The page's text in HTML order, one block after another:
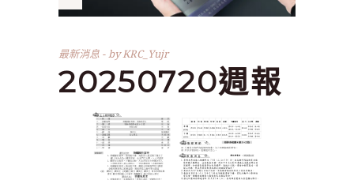
最新消息 byKRC_Yujr
20250720週報